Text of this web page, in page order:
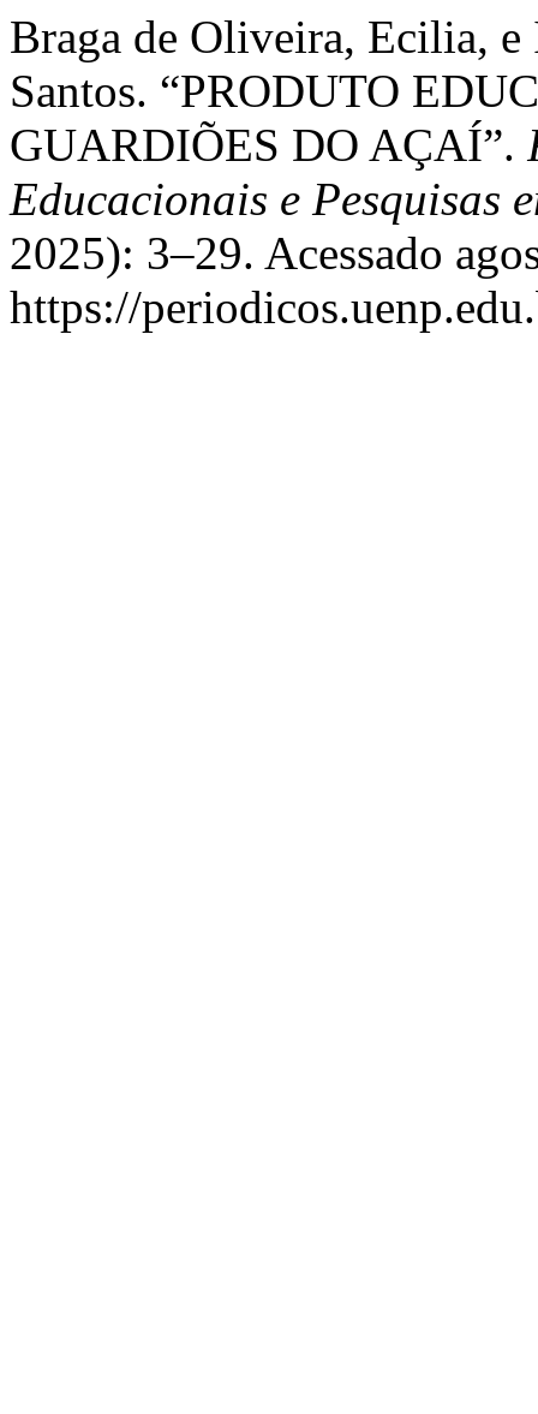
Braga de Oliveira, Ecilia, e
Santos. “PRODUTO
GUARDIÕES DO AÇAÍ”.
Educacionais e Pesquisas
2025): 3–29. Acessado
https://